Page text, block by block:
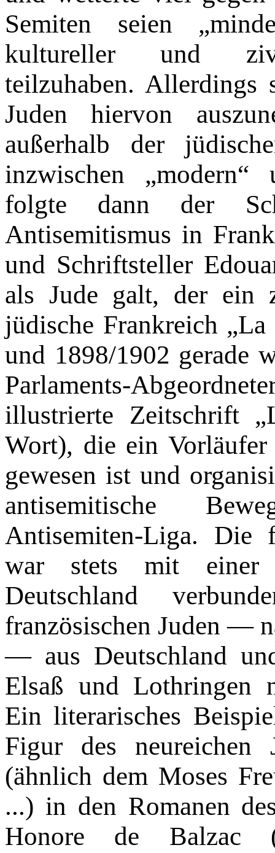
Semi­ten seien
kultureller und
teilzuhaben. Allerdings
Juden hiervon
außerhalb der
inzwischen
folgte dann der
Antisemitismus in
und Schriftsteller
als Jude galt, der ein
jüdische Frank­reich
und 1898/1902 gerade
Parlaments-
illustrierte Zeitschrift
Wort), die ein Vorläufer
gewesen ist und
antisemiti­sche
Antisemiten-Liga. Die
war stets mit einer
Deutschland
französischen Ju­den —
— aus Deutschland
Elsaß und Lothringen
Ein literarisches
Figur des neureichen
(ähnlich dem Moses
...) in den Romanen
Honore de Balzac